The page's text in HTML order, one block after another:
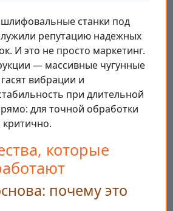
станки под
репутацию надежных
И это не просто маркетинг.
— массивные чугунные
вибрации и
при длительной
для точной обработки
критично.
которые
почему это